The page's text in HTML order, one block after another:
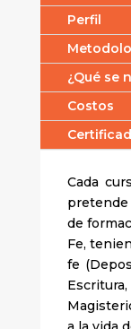
Perfil
¿Qué se
Costos
Cada
pretende
de
Fe,
fe